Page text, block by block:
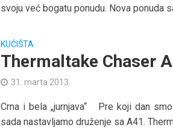
svoju već bogatu ponudu. Nova ponuda
KUĆIŠTA
Thermaltake Chaser
31. marta 2013.
Crna i bela „jurnjava“ Pre koji dan
sada nastavljamo druženje sa A41.